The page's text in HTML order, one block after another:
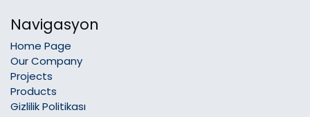
Navigasyon
Home Page
Our Company
Projects
Products
Gizlilik Politikası